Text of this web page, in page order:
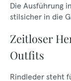
Die Ausführung
stilsicher in die
Zeitloser
Outfits
Rindleder steht